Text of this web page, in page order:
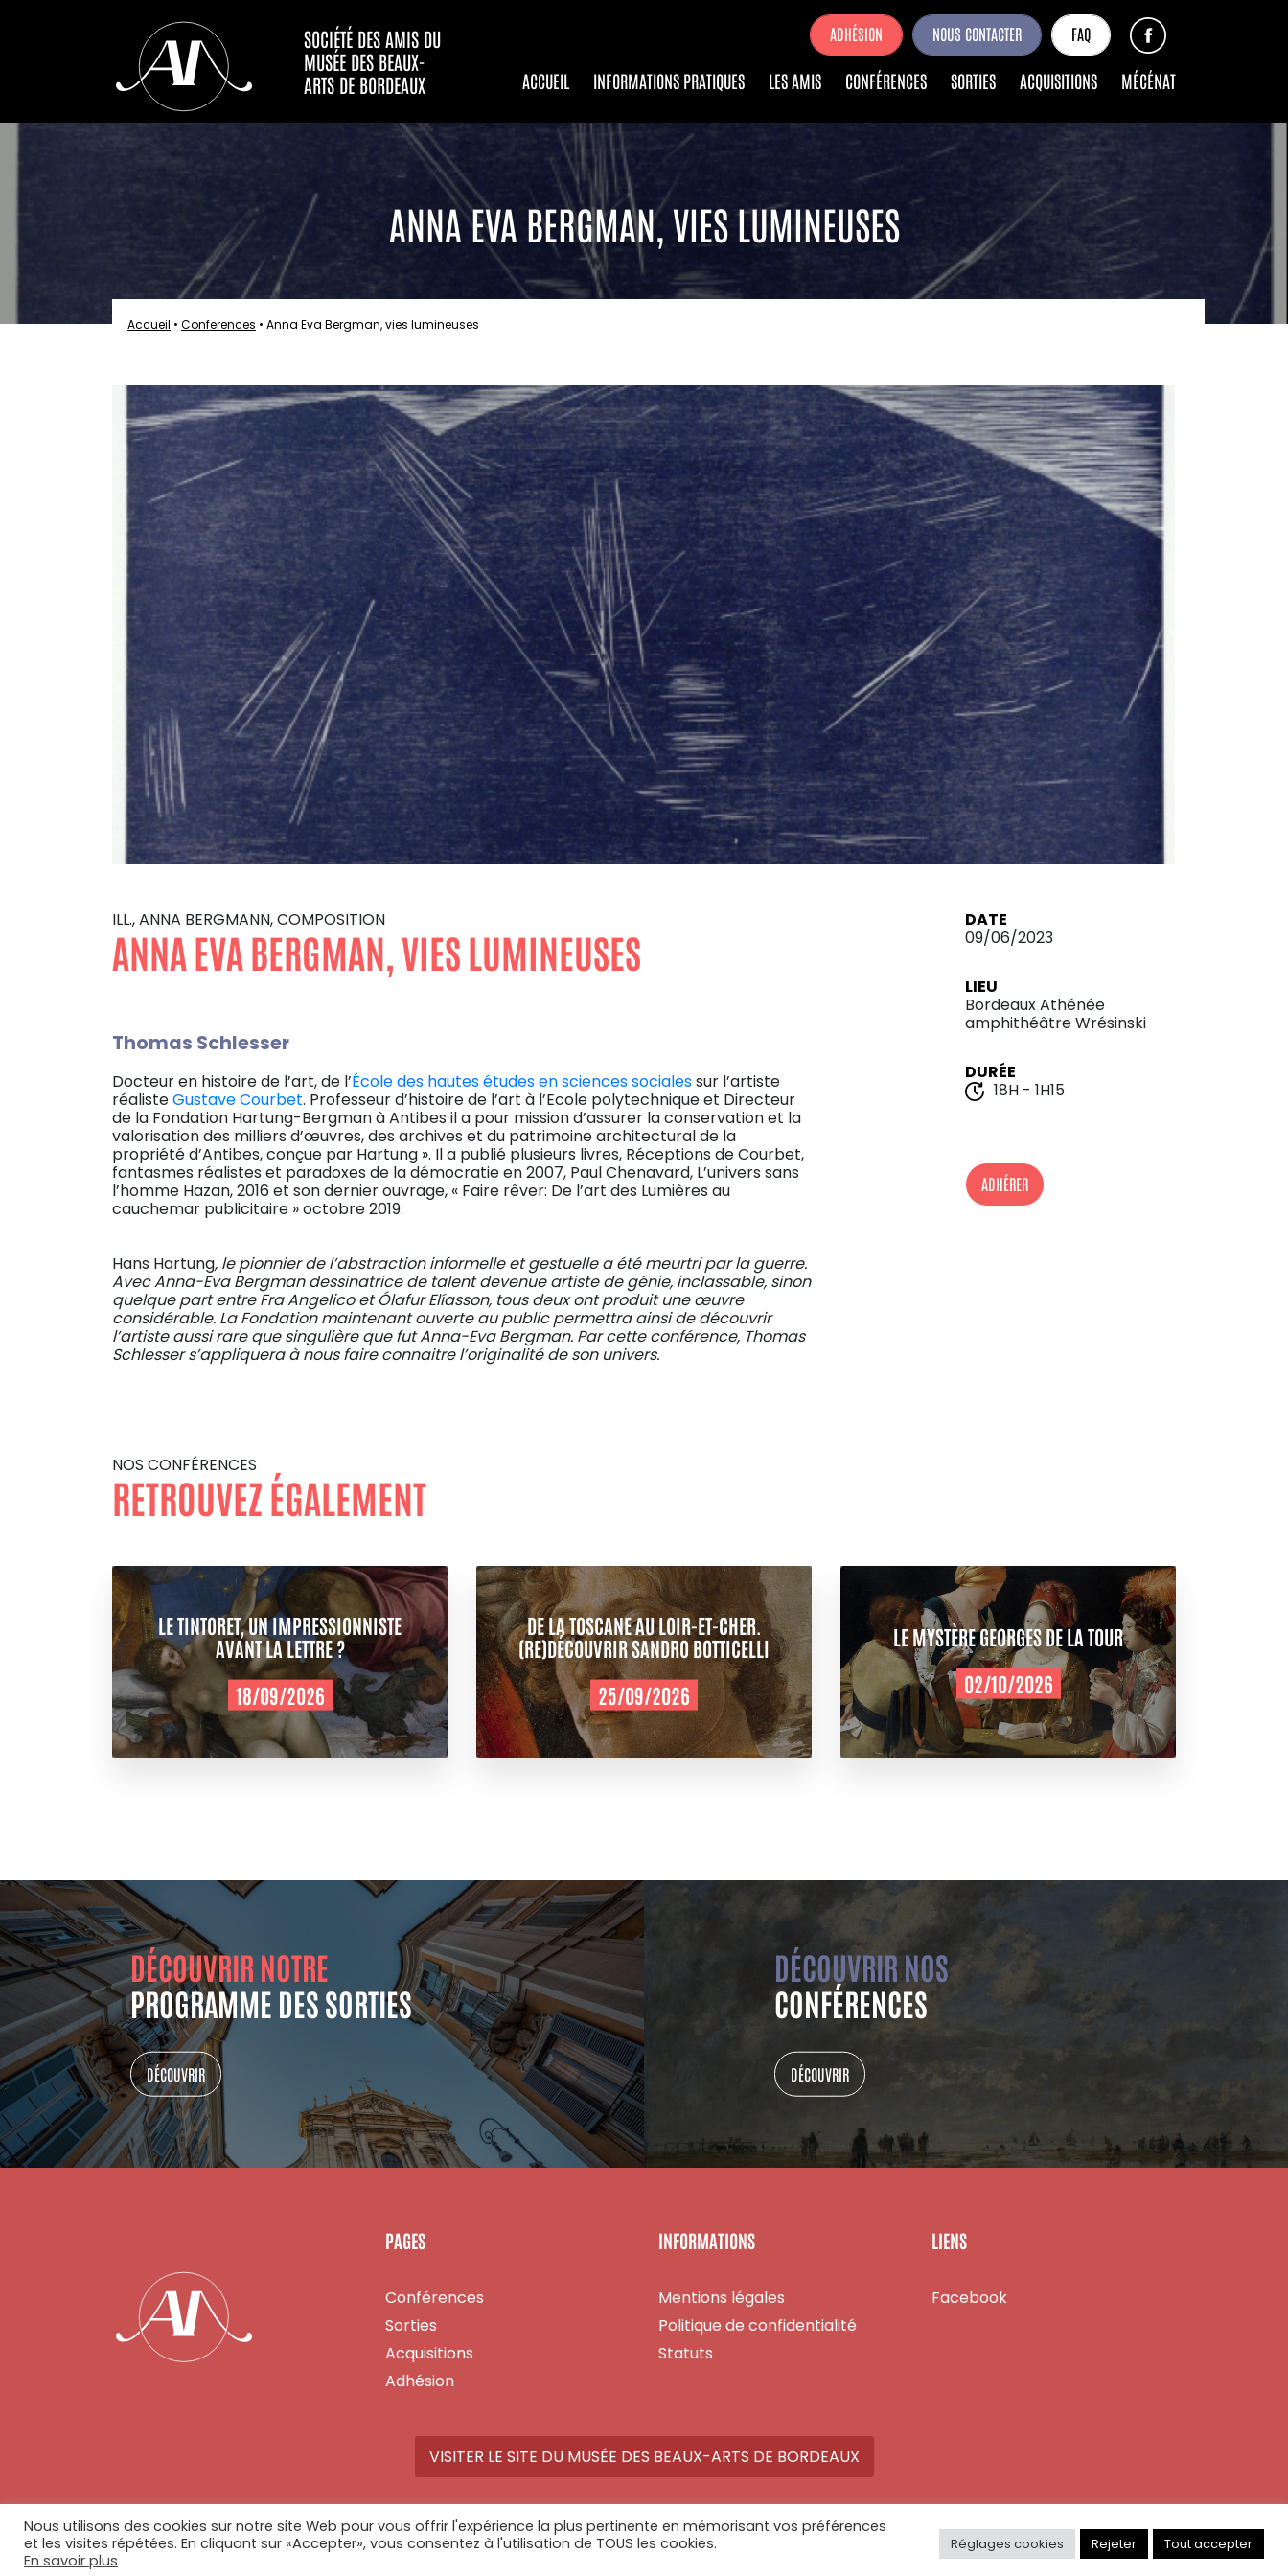
SOCIÉTÉ DES AMIS DU
MUSÉE DES BEAUX-
ARTS DE BORDEAUX
ADHÉSION NOUS CONTACTER FAQ
ACCUEIL INFORMATIONS PRATIQUES LES AMIS CONFÉRENCES SORTIES ACQUISITIONS MÉCÉNAT
ANNA EVA BERGMAN, VIES LUMINEUSES
Accueil • Conferences • Anna Eva Bergman, vies lumineuses
ILL., ANNA BERGMANN, COMPOSITION
ANNA EVA BERGMAN, VIES LUMINEUSES
Thomas Schlesser
Docteur en histoire de l’art, de l’École des hautes études en sciences socialessur l’artiste
réalisteGustave Courbet. Professeur d’histoire de l’art à l’Ecole polytechnique et Directeur
de la Fondation Hartung-Bergman à Antibes il a pour mission d’assurer la conservation et la
valorisation des milliers d’œuvres, des archives et du patrimoine architectural de la
propriété d’Antibes, conçue par Hartung ». Il a publié plusieurs livres, Réceptions de Courbet,
fantasmes réalistes et paradoxes de la démocratie en 2007, Paul Chenavard, L’univers sans
l’homme Hazan, 2016 et son dernier ouvrage, « Faire rêver: De l’art des Lumières au
cauchemar publicitaire » octobre 2019.
Hans Hartung, le pionnier de l’abstraction informelle et gestuelle a été meurtri par la guerre.
Avec Anna-Eva Bergman dessinatrice de talent devenue artiste de génie, inclassable, sinon
quelque part entre Fra Angelico et Ólafur Elíasson, tous deux ont produit une œuvre
considérable. La Fondation maintenant ouverte au public permettra ainsi de découvrir
l’artiste aussi rare que singulière que fut Anna-Eva Bergman. Par cette conférence, Thomas
Schlesser s’appliquera à nous faire connaitre l’originalité de son univers.
DATE
09/06/2023
LIEU
Bordeaux Athénée
amphithéâtre Wrésinski
DURÉE
18H - 1H15
ADHÉRER
NOS CONFÉRENCES
RETROUVEZ ÉGALEMENT
LE TINTORET, UN IMPRESSIONNISTE
AVANT LA LETTRE ?
18/09/2026
DE LA TOSCANE AU LOIR-ET-CHER.
(RE)DÉCOUVRIR SANDRO BOTTICELLI
25/09/2026
LE MYSTÈRE GEORGES DE LA TOUR
02/10/2026
DÉCOUVRIR NOTRE
PROGRAMME DES SORTIES
DÉCOUVRIR
DÉCOUVRIR NOS
CONFÉRENCES
DÉCOUVRIR
PAGES
Conférences
Sorties
Acquisitions
Adhésion
INFORMATIONS
Mentions légales
Politique de confidentialité
Statuts
LIENS
Facebook
VISITER LE SITE DU MUSÉE DES BEAUX-ARTS DE BORDEAUX
© Copyright 2026 - Tous droits réservés - Réalisé par
Nous utilisons des cookies sur notre site Web pour vous offrir l'expérience la plus pertinente en mémorisant vos préférences
et les visites répétées. En cliquant sur «Accepter», vous consentez à l'utilisation de TOUS les cookies.
En savoir plus
Réglages cookies Rejeter Tout accepter